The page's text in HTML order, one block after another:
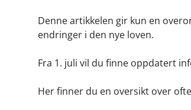
Denne artikkelen gir kun en
endringer i den nye loven.
Fra 1. juli vil du finne oppdatert
Her finner du en oversikt over